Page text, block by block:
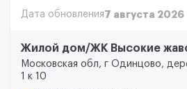
Дата обновления7 августа 2026
Жилой дом/ЖК Высокие
Московская обл, г Одинцово,
1 к 10